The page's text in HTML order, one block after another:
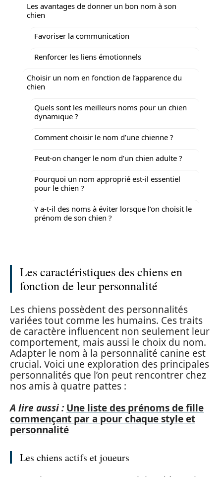
Les avantages de donner un bon nom à son
chien
Favoriser la communication
Renforcer les liens émotionnels
Choisir un nom en fonction de l’apparence du
chien
Quels sont les meilleurs noms pour un chien
dynamique ?
Comment choisir le nom d’une chienne ?
Peut-on changer le nom d’un chien adulte ?
Pourquoi un nom approprié est-il essentiel
pour le chien ?
Y a-t-il des noms à éviter lorsque l’on choisit le
prénom de son chien ?
Les caractéristiques des chiens en
fonction de leur personnalité
Les chiens possèdent des personnalités
variées tout comme les humains. Ces traits
de caractère influencent non seulement leur
comportement, mais aussi le choix du nom.
Adapter le nom à la personnalité canine est
crucial. Voici une exploration des principales
personnalités que l’on peut rencontrer chez
nos amis à quatre pattes :
A lire aussi : Une liste des prénoms de fille
commençant par a pour chaque style et
personnalité
Les chiens actifs et joueurs